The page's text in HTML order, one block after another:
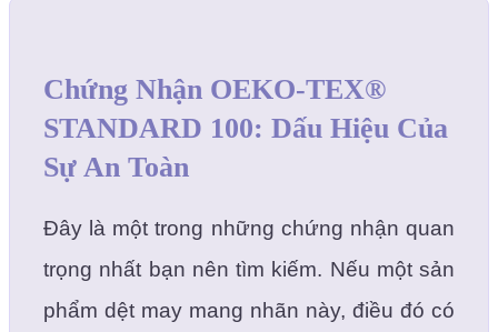
Chứng Nhận OEKO-TEX®
STANDARD 100: Dấu Hiệu Của
Sự An Toàn
Đây là một trong những chứng nhận quan
trọng nhất bạn nên tìm kiếm. Nếu một sản
phẩm dệt may mang nhãn này, điều đó có